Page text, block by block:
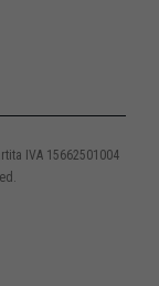
IVA 15662501004